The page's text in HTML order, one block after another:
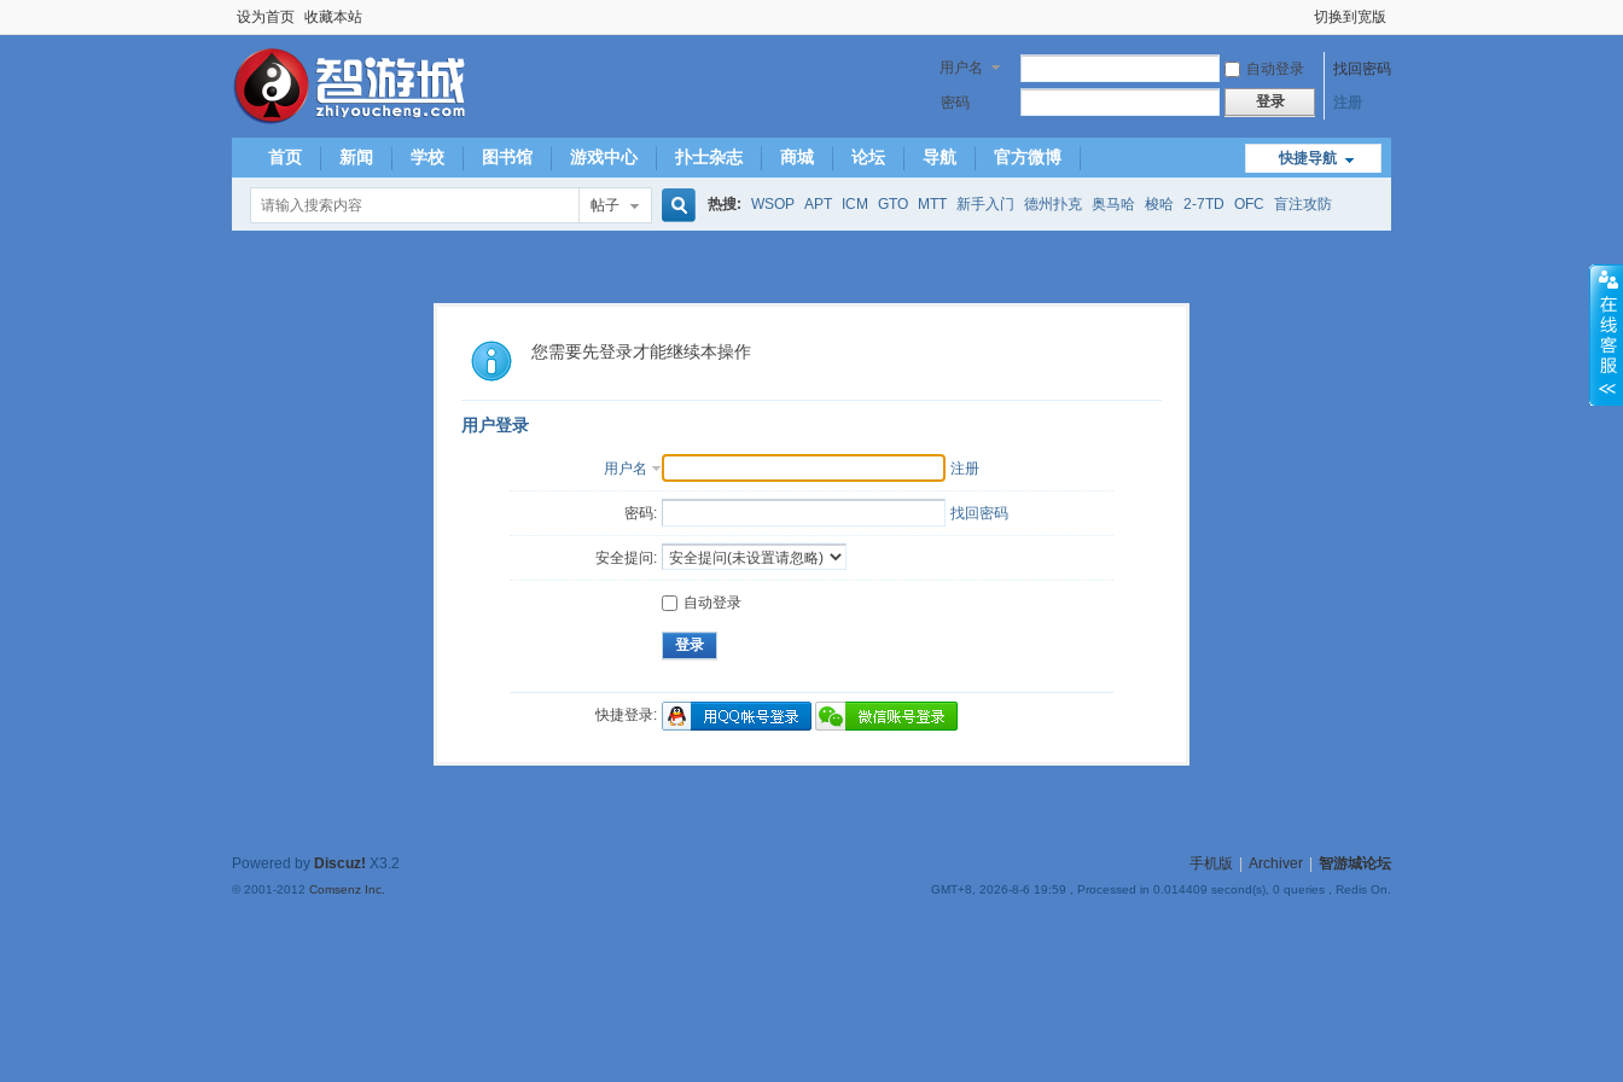
设为首页 收藏本站 切换到宽版
用户名 自动登录
找回密码
密码
登录 注册
快捷导航
首页 新闻 学校 图书馆 游戏中心 扑士杂志 商城 论坛 导航 官方微博
帖子
索
热搜: WSOP APT ICM GTO MTT 新手入门 德州扑克 奥马哈 梭哈 2-7TD OFC 盲注攻防
大发取钱 短筹码优势 澳门 永利
您需要先登录才能继续本操作
用户登录
用户名 注册
密码: 找回密码
安全提问:
自动登录
登录
快捷登录:
手机版 Archiver 智游城论坛
GMT+8, 2026-8-6 19:59 , Processed in 0.014409 second(s), 0 queries , Redis On.
Powered by Discuz! X3.2
© 2001-2012 Comsenz Inc.